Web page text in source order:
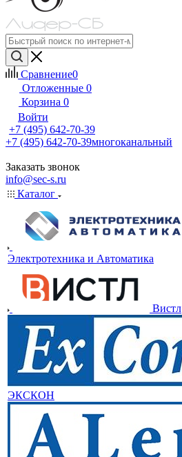
Сравнение0
Отложенные 0
Корзина 0
Войти
+7 (495) 642-70-39
+7 (495) 642-70-39многоканальный
Заказать звонок
info@sec-s.ru
Каталог
Электротехника и Автоматика
Вистл
ЭКСКОН